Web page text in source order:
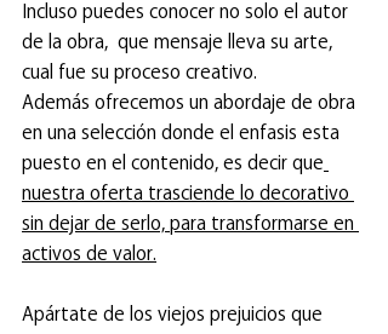
Incluso puedes conocer no solo el autor
de la obra,  que mensaje lleva su arte,
cual fue su proceso creativo.
Además ofrecemos un abordaje de obra
en una selección donde el enfasis esta
puesto en el contenido, es decir que
nuestra oferta trasciende lo decorativo
sin dejar de serlo, para transformarse en
activos de valor.
Apártate de los viejos prejuicios que